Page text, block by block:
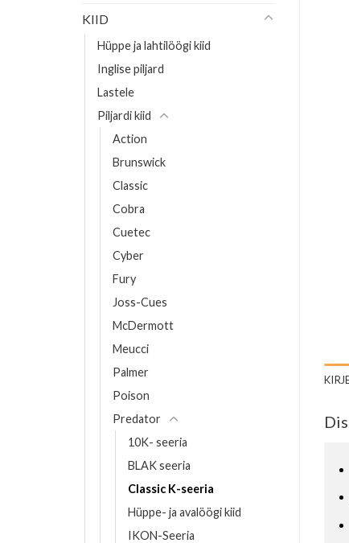
KIID
Hüppe ja lahtilöögi kiid
Inglise piljard
Lastele
Piljardi kiid
Action
Brunswick
Classic
Cobra
Cuetec
Cyber
Fury
Joss-Cues
McDermott
Meucci
Palmer
Poison
Predator
10K- seeria
BLAK seeria
Classic K-seeria
Hüppe- ja avalöögi kiid
IKON-Seeria